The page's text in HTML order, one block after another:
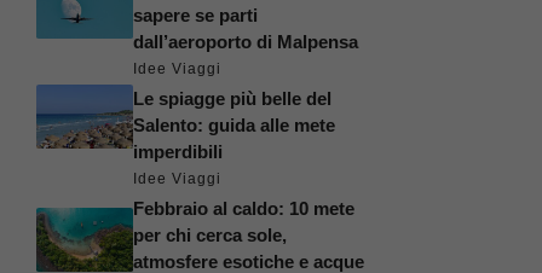
sapere se parti
dall’aeroporto di Malpensa
Idee Viaggi
Le spiagge più belle del
Salento: guida alle mete
imperdibili
Idee Viaggi
Febbraio al caldo: 10 mete
per chi cerca sole,
atmosfere esotiche e acque